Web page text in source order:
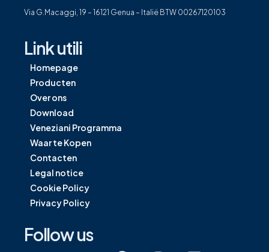
Via G.Macaggi, 19 – 16121 Genua – Italië BTW 00267120103
Link utili
Homepage
Producten
Over ons
Download
Veneziani Programma
Waar te Kopen
Contacten
Legal notice
Cookie Policy
Privacy Policy
Follow us